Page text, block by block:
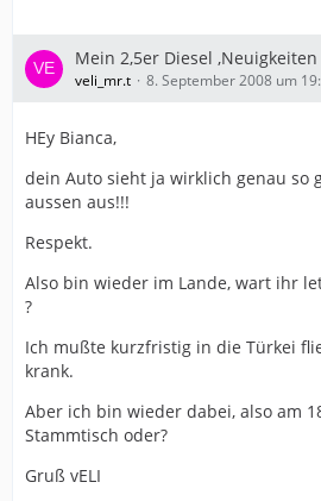
Mein 2,5er Diesel
veli_mr.t 8. September 2008 um
HEy Bianca,
dein Auto sieht ja wirklich genau so
aussen aus!!!
Respekt.
Also bin wieder im Lande, wart ihr
?
Ich mußte kurzfristig in die Türkei
krank.
Aber ich bin wieder dabei, also am
Stammtisch oder?
Gruß vELI